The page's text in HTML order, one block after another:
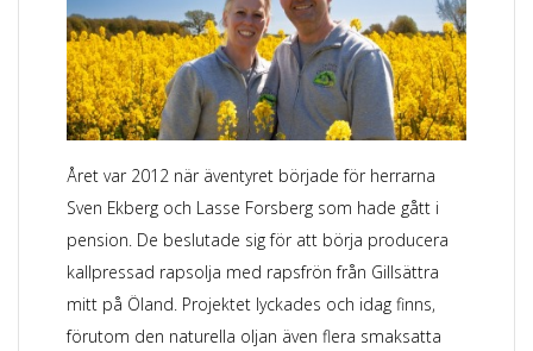
Året var 2012 när äventyret började för herrarna
Sven Ekberg och Lasse Forsberg som hade gått i
pension. De beslutade sig för att börja producera
kallpressad rapsolja med rapsfrön från Gillsättra
mitt på Öland. Projektet lyckades och idag finns,
förutom den naturella oljan även flera smaksatta